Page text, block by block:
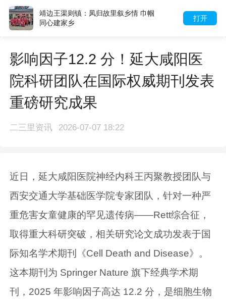
打开
靖边王渠则镇：凤归故里叙乡情 巾帼
同心建家乡
影响因子12.2 分！延大咸阳医
院科研团队在国际权威期刊发表
重磅研究成果
二三里资讯 2026-07-07 18:22
近日，延大咸阳医院神经内科王丙聚教授团队与
西安交通大学基础医学院专家团队，针对一种严
重危害女童健康的罕见遗传病——Rett综合征，
取得重大科研突破，相关研究论文成功发表于国
际知名学术期刊《Cell Death and Disease》。
这本期刊为 Springer Nature 旗下经典学术期
刊，2025 年影响因子高达 12.2 分，是细胞生物